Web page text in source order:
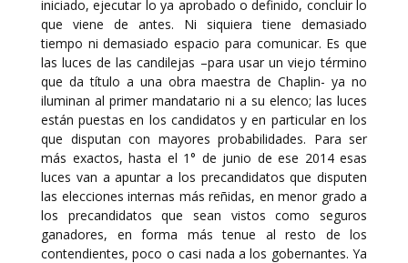
iniciado, ejecutar lo ya aprobado o definido, concluir lo
que viene de antes. Ni siquiera tiene demasiado
tiempo ni demasiado espacio para comunicar. Es que
las luces de las candilejas –para usar un viejo término
que da título a una obra maestra de Chaplin- ya no
iluminan al primer mandatario ni a su elenco; las luces
están puestas en los candidatos y en particular en los
que disputan con mayores probabilidades. Para ser
más exactos, hasta el 1° de junio de ese 2014 esas
luces van a apuntar a los precandidatos que disputen
las elecciones internas más reñidas, en menor grado a
los precandidatos que sean vistos como seguros
ganadores, en forma más tenue al resto de los
contendientes, poco o casi nada a los gobernantes. Ya